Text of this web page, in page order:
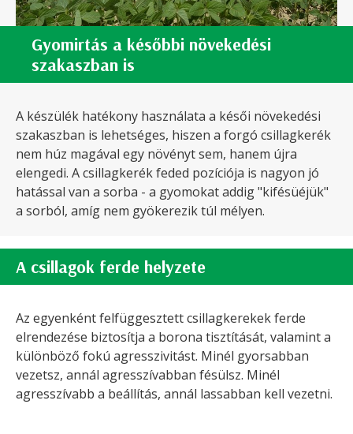
Gyomirtás a későbbi növekedési
szakaszban is
A készülék hatékony használata a késői növekedési
szakaszban is lehetséges, hiszen a forgó csillagkerék
nem húz magával egy növényt sem, hanem újra
elengedi. A csillagkerék feded pozíciója is nagyon jó
hatással van a sorba - a gyomokat addig "kifésüéjük"
a sorból, amíg nem gyökerezik túl mélyen.
A csillagok ferde helyzete
Az egyenként felfüggesztett csillagkerekek ferde
elrendezése biztosítja a borona tisztítását, valamint a
különböző fokú agresszivitást. Minél gyorsabban
vezetsz, annál agresszívabban fésülsz. Minél
agresszívabb a beállítás, annál lassabban kell vezetni.